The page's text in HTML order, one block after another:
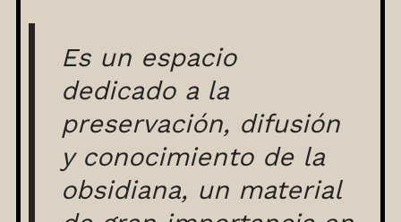
Es un espacio
dedicado a la
preservación, difusión
y conocimiento de la
obsidiana, un material